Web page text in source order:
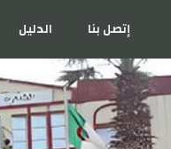
إتصل بنا الدليل